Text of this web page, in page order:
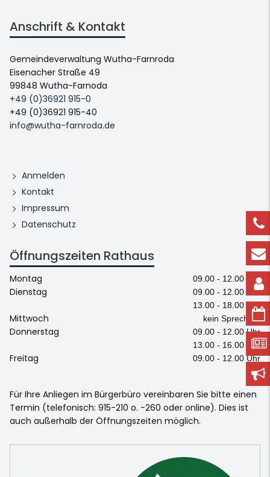
Anschrift & Kontakt
Gemeindeverwaltung Wutha-Farnroda
Eisenacher Straße 49
99848 Wutha-Farnoda
+49 (0)36921 915-0
+49 (0)36921 915-40
info@wutha-farnroda.de
Anmelden
Kontakt
Impressum
Datenschutz
Öffnungszeiten Rathaus
Montag 09.00 - 12.00 Uhr
Dienstag
09.00 - 12.00 Uhr
13.00 - 18.00 Uhr
Mittwoch kein Sprechtag
Donnerstag
09.00 - 12.00 Uhr
13.00 - 16.00 Uhr
Freitag 09.00 - 12.00 Uhr
Für Ihre Anliegen im Bürgerbüro vereinbaren Sie bitte einen
Termin (telefonisch: 915-210 o. -260 oder online). Dies ist
auch außerhalb der Öffnungszeiten möglich.